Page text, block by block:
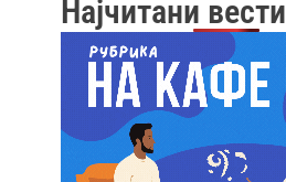
Најчитани вести